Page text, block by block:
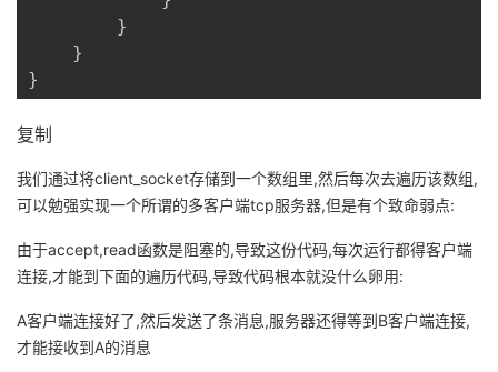
}
}
}
复制
我们通过将client_socket存储到一个数组里,然后每次去遍历该数组,
可以勉强实现一个所谓的多客户端tcp服务器,但是有个致命弱点:
由于accept,read函数是阻塞的,导致这份代码,每次运行都得客户端
连接,才能到下面的遍历代码,导致代码根本就没什么卵用:
A客户端连接好了,然后发送了条消息,服务器还得等到B客户端连接,
才能接收到A的消息